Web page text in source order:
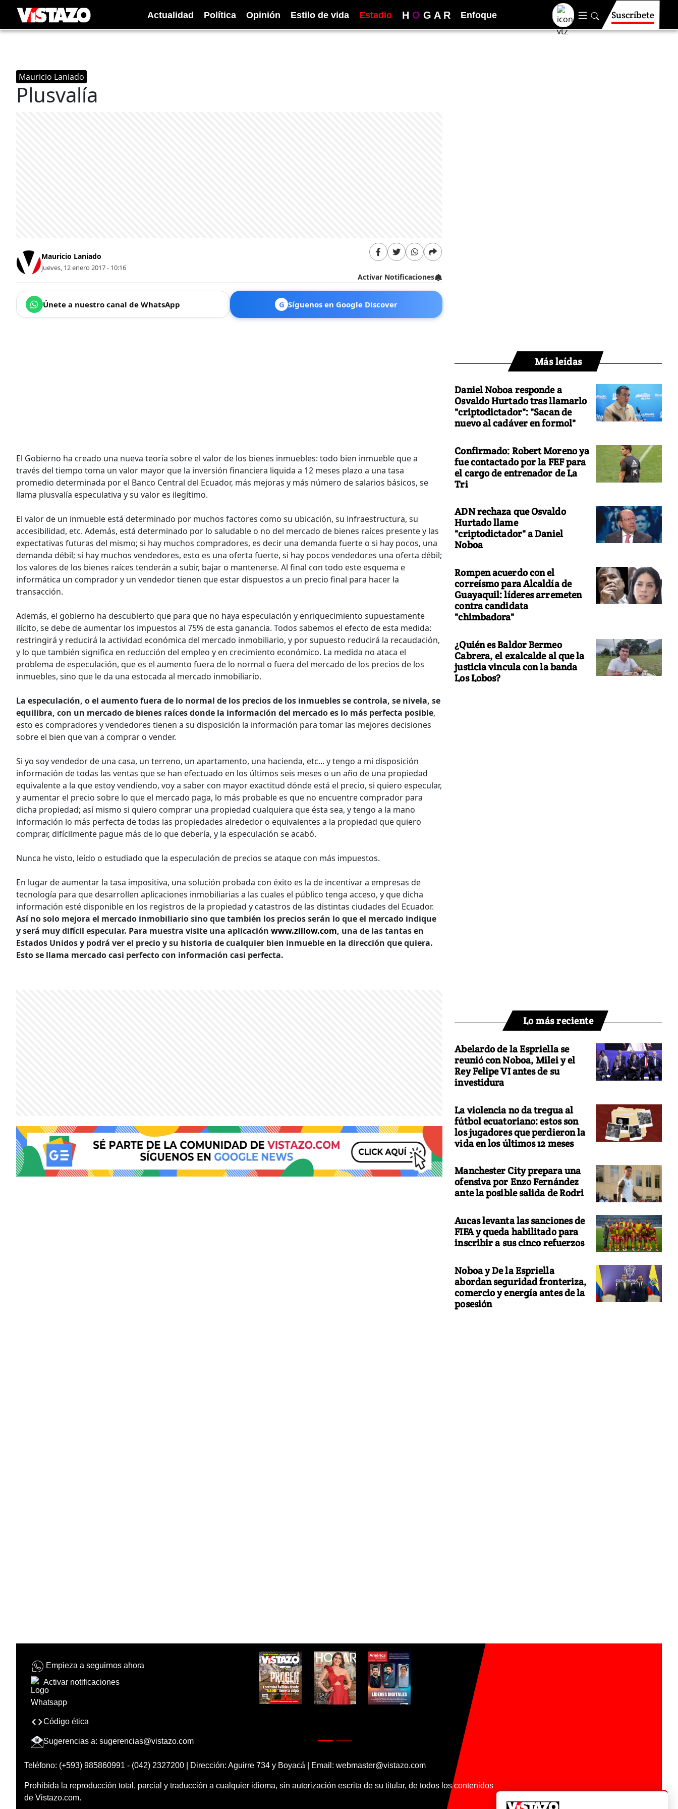
Actualidad Política Opinión Estilo de vida Estadio H O G A R Enfoque Suscríbete
Mauricio Laniado
Plusvalía
Mauricio Laniado
jueves, 12 enero 2017 - 10:16
Activar Notificaciones
Únete a nuestro canal de WhatsApp G Síguenos en Google Discover
El Gobierno ha creado una nueva teoría sobre el valor de los bienes inmuebles: todo bien inmueble que a
través del tiempo toma un valor mayor que la inversión financiera liquida a 12 meses plazo a una tasa
promedio determinada por el Banco Central del Ecuador, más mejoras y más número de salarios básicos, se
llama plusvalía especulativa y su valor es ilegítimo.
El valor de un inmueble está determinado por muchos factores como su ubicación, su infraestructura, su
accesibilidad, etc. Además, está determinado por lo saludable o no del mercado de bienes raíces presente y las
expectativas futuras del mismo; si hay muchos compradores, es decir una demanda fuerte o si hay pocos, una
demanda débil; si hay muchos vendedores, esto es una oferta fuerte, si hay pocos vendedores una oferta débil;
los valores de los bienes raíces tenderán a subir, bajar o mantenerse. Al final con todo este esquema e
informática un comprador y un vendedor tienen que estar dispuestos a un precio final para hacer la
transacción.
Además, el gobierno ha descubierto que para que no haya especulación y enriquecimiento supuestamente
ilícito, se debe de aumentar los impuestos al 75% de esta ganancia. Todos sabemos el efecto de esta medida:
restringirá y reducirá la actividad económica del mercado inmobiliario, y por supuesto reducirá la recaudación,
y lo que también significa en reducción del empleo y en crecimiento económico. La medida no ataca el
problema de especulación, que es el aumento fuera de lo normal o fuera del mercado de los precios de los
inmuebles, sino que le da una estocada al mercado inmobiliario.
La especulación, o el aumento fuera de lo normal de los precios de los inmuebles se controla, se nivela, se
equilibra, con un mercado de bienes raíces donde la información del mercado es lo más perfecta posible,
esto es compradores y vendedores tienen a su disposición la información para tomar las mejores decisiones
sobre el bien que van a comprar o vender.
Si yo soy vendedor de una casa, un terreno, un apartamento, una hacienda, etc... y tengo a mi disposición
información de todas las ventas que se han efectuado en los últimos seis meses o un año de una propiedad
equivalente a la que estoy vendiendo, voy a saber con mayor exactitud dónde está el precio, si quiero especular,
y aumentar el precio sobre lo que el mercado paga, lo más probable es que no encuentre comprador para
dicha propiedad; así mismo si quiero comprar una propiedad cualquiera que ésta sea, y tengo a la mano
información lo más perfecta de todas las propiedades alrededor o equivalentes a la propiedad que quiero
comprar, difícilmente pague más de lo que debería, y la especulación se acabó.
Nunca he visto, leído o estudiado que la especulación de precios se ataque con más impuestos.
En lugar de aumentar la tasa impositiva, una solución probada con éxito es la de incentivar a empresas de
tecnología para que desarrollen aplicaciones inmobiliarias a las cuales el público tenga acceso, y que dicha
información esté disponible en los registros de la propiedad y catastros de las distintas ciudades del Ecuador.
Así no solo mejora el mercado inmobiliario sino que también los precios serán lo que el mercado indique
y será muy difícil especular. Para muestra visite una aplicación www.zillow.com, una de las tantas en
Estados Unidos y podrá ver el precio y su historia de cualquier bien inmueble en la dirección que quiera.
Esto se llama mercado casi perfecto con información casi perfecta.
Más leídas
Daniel Noboa responde a
Osvaldo Hurtado tras llamarlo
"criptodictador": "Sacan de
nuevo al cadáver en formol"
Confirmado: Robert Moreno ya
fue contactado por la FEF para
el cargo de entrenador de La
Tri
ADN rechaza que Osvaldo
Hurtado llame
"criptodictador" a Daniel
Noboa
Rompen acuerdo con el
correísmo para Alcaldía de
Guayaquil: líderes arremeten
contra candidata
"chimbadora"
¿Quién es Baldor Bermeo
Cabrera, el exalcalde al que la
justicia vincula con la banda
Los Lobos?
Lo más reciente
Abelardo de la Espriella se
reunió con Noboa, Milei y el
Rey Felipe VI antes de su
investidura
La violencia no da tregua al
fútbol ecuatoriano: estos son
los jugadores que perdieron la
vida en los últimos 12 meses
Manchester City prepara una
ofensiva por Enzo Fernández
ante la posible salida de Rodri
Aucas levanta las sanciones de
FIFA y queda habilitado para
inscribir a sus cinco refuerzos
Noboa y De la Espriella
abordan seguridad fronteriza,
comercio y energía antes de la
posesión
Empieza a seguirnos ahora
Activar notificaciones
Código ética
Sugerencias a: sugerencias@vistazo.com
Teléfono: (+593) 985860991 - (042) 2327200 | Dirección: Aguirre 734 y Boyacá | Email: webmaster@vistazo.com
Prohibida la reproducción total, parcial y traducción a cualquier idioma, sin autorización escrita de su titular, de todos los contenidos
de Vistazo.com.